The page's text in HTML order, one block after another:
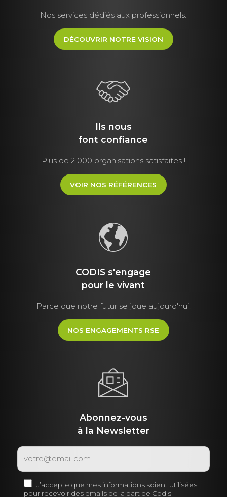
Nos services dédiés aux professionnels.
DÉCOUVRIR NOTRE VISION
Ils nous
font confiance
Plus de 2 000 organisations satisfaites !
VOIR NOS RÉFÉRENCES
CODIS s'engage
pour le vivant
Parce que notre futur se joue aujourd'hui.
NOS ENGAGEMENTS RSE
Abonnez-vous
à la Newsletter
J’accepte que mes informations soient utilisées
pour recevoir des emails de la part de Codis